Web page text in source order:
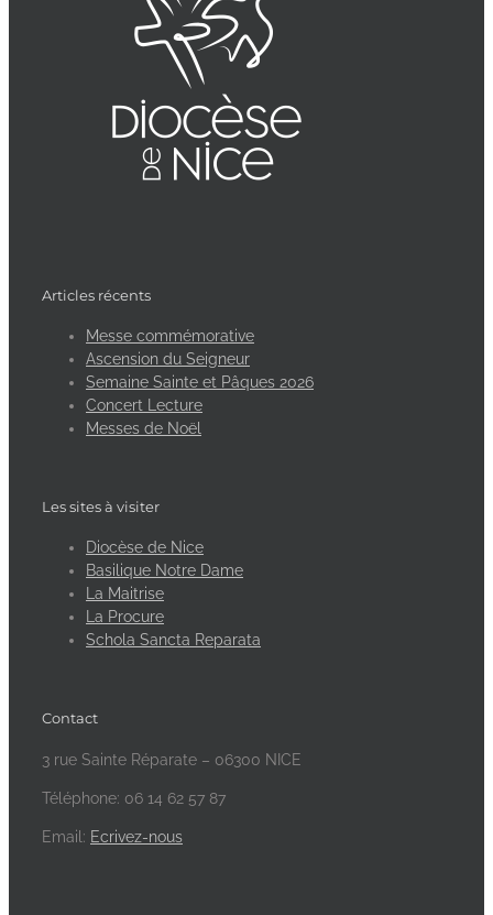
Articles récents
Messe commémorative
Ascension du Seigneur
Semaine Sainte et Pâques 2026
Concert Lecture
Messes de Noël
Les sites à visiter
Diocèse de Nice
Basilique Notre Dame
La Maitrise
La Procure
Schola Sancta Reparata
Contact
3 rue Sainte Réparate – 06300 NICE
Téléphone: 06 14 62 57 87
Email: Ecrivez-nous